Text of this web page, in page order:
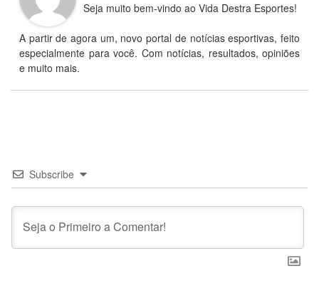
Seja muito bem-vindo ao Vida Destra Esportes!
A partir de agora um, novo portal de notícias esportivas, feito
especialmente para você. Com notícias, resultados, opiniões
e muito mais.
Subscribe